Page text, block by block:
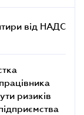
від НАДС
ризиків